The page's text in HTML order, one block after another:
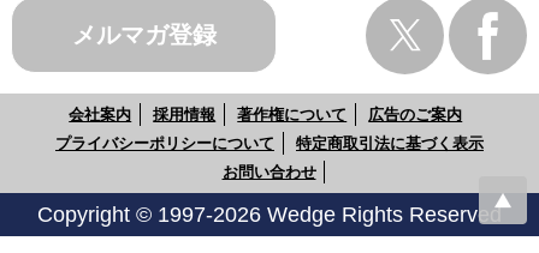
メルマガ登録
会社案内 採用情報 著作権について
広告のご案内
プライバシーポリシーについて
特定商取引法に基づく表示
お問い合わせ
Copyright © 1997-2026 Wedge Rights Reserved